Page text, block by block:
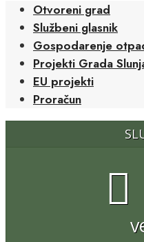
Otvoreni grad
Službeni glasnik
Gospodarenje
Projekti Grada
EU projekti
Proračun